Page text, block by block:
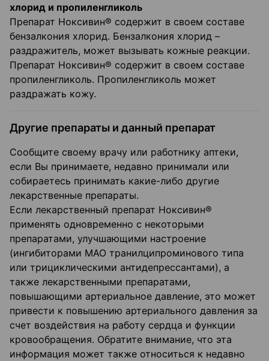
хлорид и пропиленгликоль
Препарат Ноксивин® содержит в своем составе
бензалкония хлорид. Бензалкония хлорид –
раздражитель, может вызывать кожные реакции.
Препарат Ноксивин® содержит в своем составе
пропиленгликоль. Пропиленгликоль может
раздражать кожу.
Другие препараты и данный препарат
Сообщите своему врачу или работнику аптеки,
если Вы принимаете, недавно принимали или
собираетесь принимать какие-либо другие
лекарственные препараты.
Если лекарственный препарат Ноксивин®
применять одновременно с некоторыми
препаратами, улучшающими настроение
(ингибиторами МАО транилципроминового типа
или трициклическими антидепрессантами), а
также лекарственными препаратами,
повышающими артериальное давление, это может
привести к повышению артериального давления за
счет воздействия на работу сердца и функции
кровообращения. Обратите внимание, что эта
информация может также относиться к недавно